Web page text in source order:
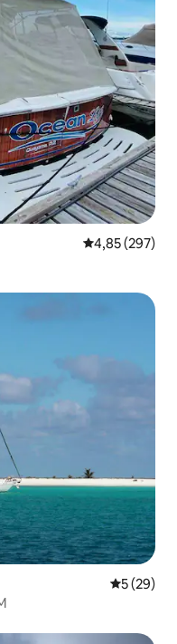
4,85 (297)
5 (29)